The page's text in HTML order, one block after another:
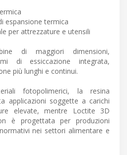
espansione termica
per attrezzature e utensili
di maggiori dimensioni,
di essiccazione integrata,
più lunghi e continui.
fotopolimerici, la resina
applicazioni soggette a carichi
elevate, mentre Loctite 3D
è progettata per produzioni
nei settori alimentare e